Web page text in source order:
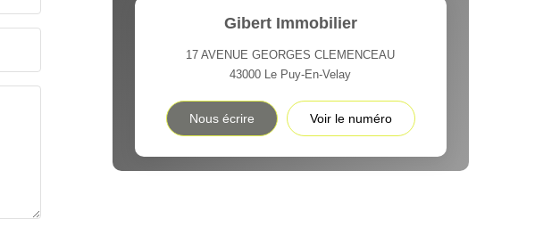
Gibert Immobilier
17 AVENUE GEORGES CLEMENCEAU
43000 Le Puy-En-Velay
Nous écrire Voir le numéro